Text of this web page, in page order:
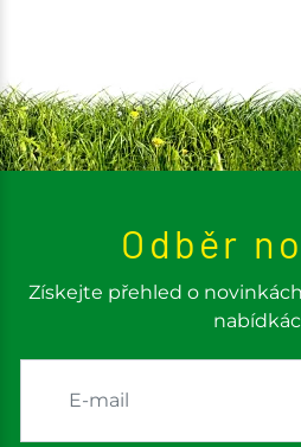
Odběr
Získejte přehled o